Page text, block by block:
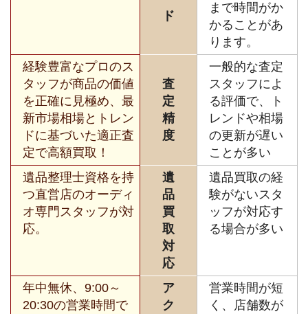
ド
まで時間がか
かることがあ
ります。
経験豊富なプロのス
タッフが商品の価値
を正確に見極め、最
新市場相場とトレン
ドに基づいた適正査
定で高額買取！
査
定
精
度
一般的な査定
スタッフによ
る評価で、ト
レンドや相場
の更新が遅い
ことが多い
遺品整理士資格を持
つ直営店のオーディ
オ専門スタッフが対
応。
遺
品
買
取
対
応
遺品買取の経
験がないスタ
ッフが対応す
る場合が多い
年中無休、9:00～
20:30の営業時間で
ア
ク
営業時間が短
く、店舗数が